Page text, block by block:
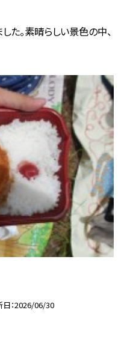
た。素晴らしい景色の中、
日 2026/06/30